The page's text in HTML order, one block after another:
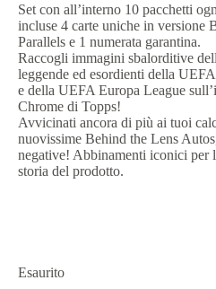
Set con all’interno 10 pacchetti
incluse 4 carte uniche in versione
Parallels e 1 numerata garantina.
Raccogli immagini sbalorditive
leggende ed esordienti della
e della UEFA Europa League
Chrome di Topps!
Avvicinati ancora di più ai tuoi
nuovissime Behind the Lens
negative! Abbinamenti iconici per
storia del prodotto.
Esaurito